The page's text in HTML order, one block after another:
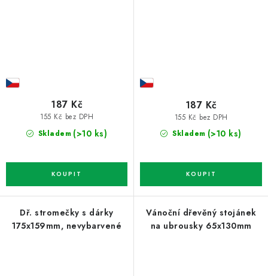
Skladem (>10 ks)
155 Kč bez DPH
187 Kč
Skladem (>10 ks)
155 Kč bez DPH
187 Kč
Dř. stromečky s dárky
175x159mm, nevybarvené
Vánoční dřevěný stojánek
na ubrousky 65x130mm